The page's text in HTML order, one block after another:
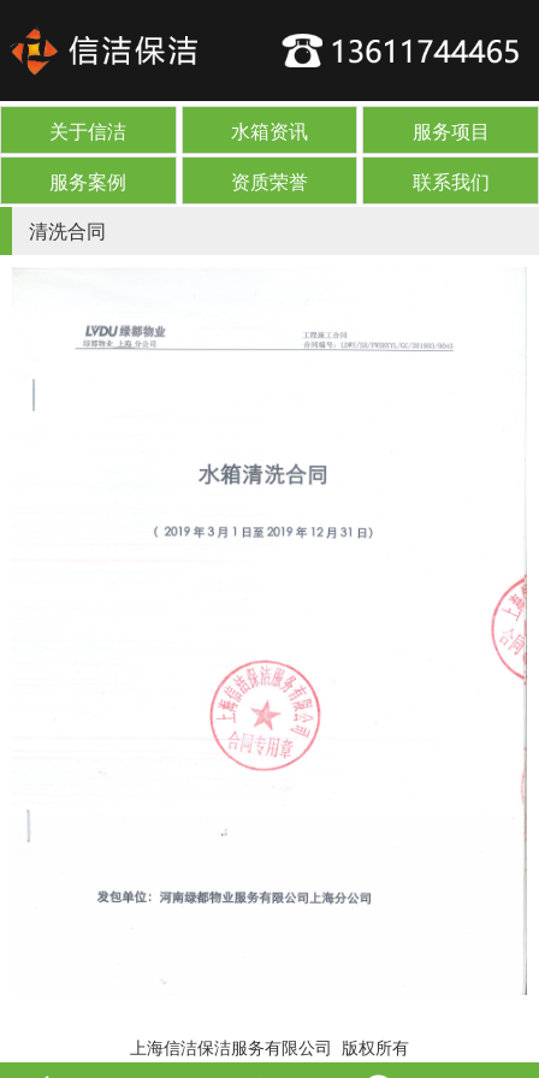
关于信洁 水箱资讯
服务项目
服务案例
资质荣誉
联系我们
清洗合同
上海信洁保洁服务有限公司 版权所有